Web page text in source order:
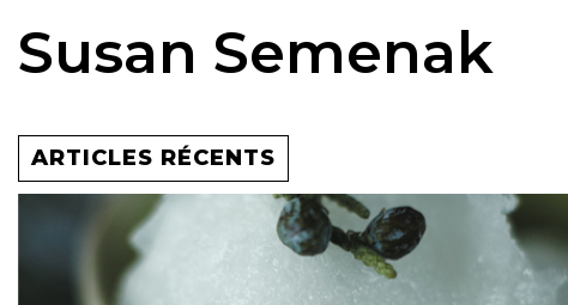
Susan Semenak
ARTICLES RÉCENTS